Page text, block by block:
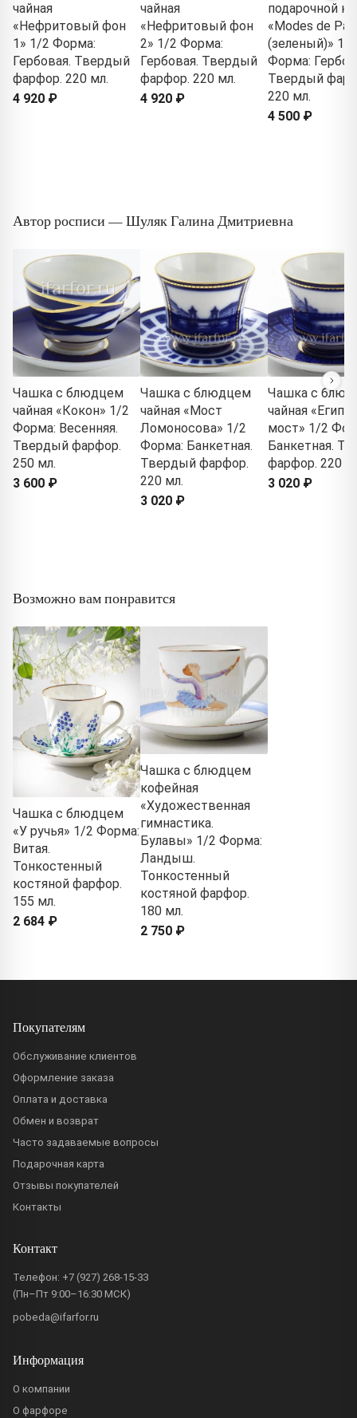
чайная
«Нефритовый фон
1» 1/2 Форма:
Гербовая. Твердый
фарфор. 220 мл.
4 920 ₽
чайная
«Нефритовый фон
2» 1/2 Форма:
Гербовая. Твердый
фарфор. 220 мл.
4 920 ₽
подарочной
«Modes de
(зеленый)» 1/2
Форма:
Твердый
220 мл.
4 500 ₽
Автор росписи — Шуляк Галина Дмитриевна
Чашка с блюдцем
чайная «Кокон» 1/2
Форма: Весенняя.
Твердый фарфор.
250 мл.
3 600 ₽
Чашка с блюдцем
чайная «Мост
Ломоносова» 1/2
Форма: Банкетная.
Твердый фарфор.
220 мл.
3 020 ₽
Чашка с
чайная
мост» 1/2
Банкетная.
фарфор. 220
3 020 ₽
Возможно вам понравится
Чашка с блюдцем
«У ручья» 1/2 Форма:
Витая.
Тонкостенный
костяной фарфор.
155 мл.
2 684 ₽
Чашка с блюдцем
кофейная
«Художественная
гимнастика.
Булавы» 1/2 Форма:
Ландыш.
Тонкостенный
костяной фарфор.
180 мл.
2 750 ₽
Покупателям
Обслуживание клиентов
Оформление заказа
Оплата и доставка
Обмен и возврат
Часто задаваемые вопросы
Подарочная карта
Отзывы покупателей
Контакты
Контакт
Телефон: +7 (927) 268-15-33
(Пн–Пт 9:00–16:30 МСК)
pobeda@ifarfor.ru
Информация
О компании
О фарфоре